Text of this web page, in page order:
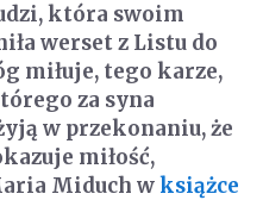
która swoim
werset z Listu do
miłuje, tego karze,
za syna
w przekonaniu, że
miłość,
Miduch wksiążce